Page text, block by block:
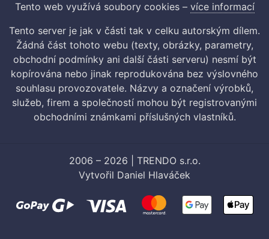
Tento web využívá soubory cookies – více informací
Tento server je jak v části tak v celku autorským dílem.
Žádná část tohoto webu (texty, obrázky, parametry,
obchodní podmínky ani další části serveru) nesmí být
kopírována nebo jinak reprodukována bez výslovného
souhlasu provozovatele. Názvy a označení výrobků,
služeb, firem a společností mohou být registrovanými
obchodními známkami příslušných vlastníků.
2006 – 2026 | TRENDO s.r.o.
Vytvořil Daniel Hlaváček